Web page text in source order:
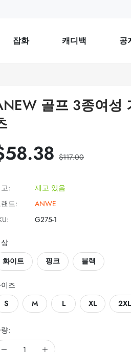
잡화 캐디백 공
골프 3종여성
$117.00
:
재고 있음
드:
ANWE
G275-1
화이트
핑크 블랙
즈
S
M L XL 2XL
: